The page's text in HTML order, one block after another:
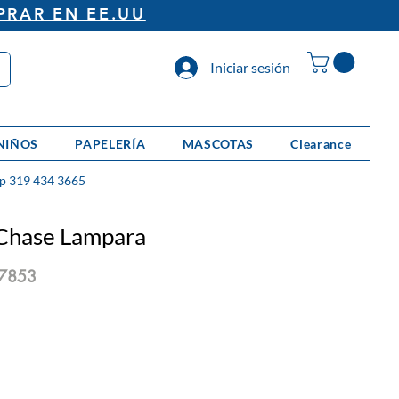
EN EE.UU
Iniciar sesión
PAPELERÍA MASCOTAS Clearance
319 434 3665
Lampara